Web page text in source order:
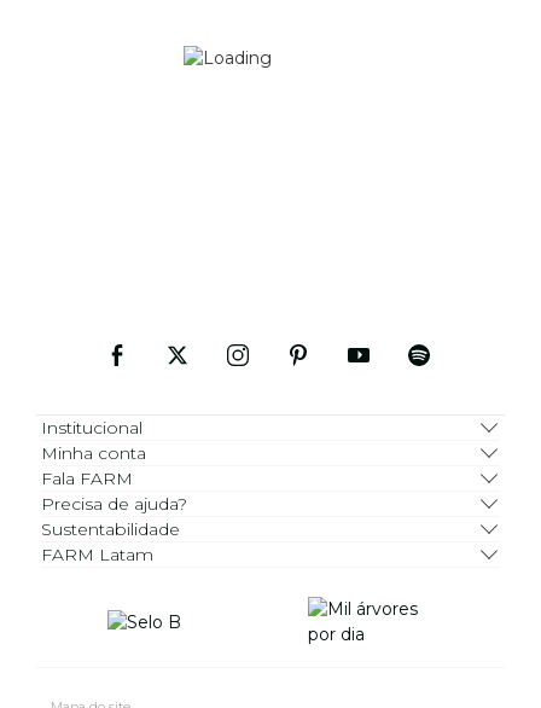
Institucional
Minha conta
Fala FARM
Precisa de ajuda?
Sustentabilidade
FARM Latam